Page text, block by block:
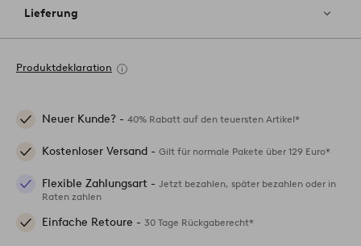
Lieferung
Produktdeklaration
Neuer Kunde? - 40% Rabatt auf den teuersten Artikel*
Kostenloser Versand - Gilt für normale Pakete über 129 Euro*
Flexible Zahlungsart - Jetzt bezahlen, später bezahlen oder in
Raten zahlen
Einfache Retoure - 30 Tage Rückgaberecht*